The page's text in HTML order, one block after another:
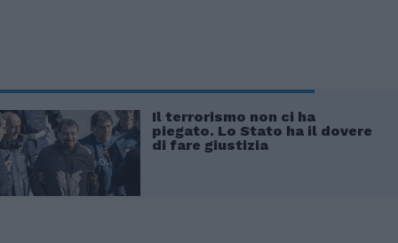
Il terrorismo non ci ha
piegato. Lo Stato ha il dovere
di fare giustizia